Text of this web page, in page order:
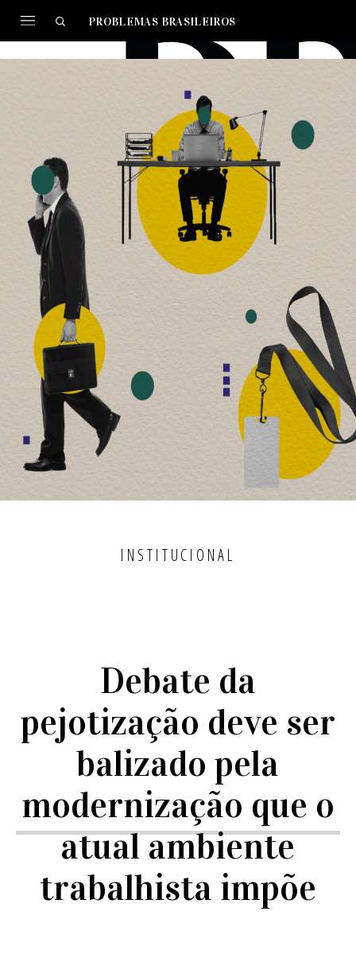
PROBLEMAS BRASILEIROS
INSTITUCIONAL
Debate da
pejotização deve ser
balizado pela
modernização que o
atual ambiente
trabalhista impõe